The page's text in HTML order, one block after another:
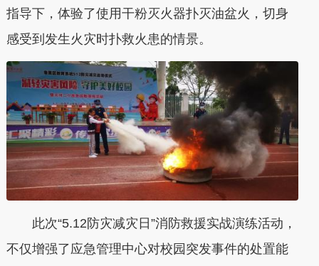
指导下，体验了使用干粉灭火器扑灭油盆火，切身
感受到发生火灾时扑救火患的情景。
此次“5.12防灾减灾日”消防救援实战演练活动，
不仅增强了应急管理中心对校园突发事件的处置能